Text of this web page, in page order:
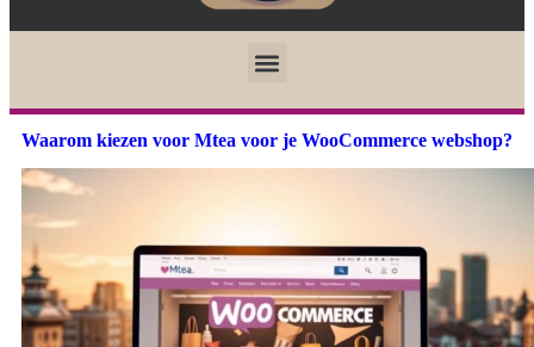
Waarom kiezen voor Mtea voor je WooCommerce webshop?